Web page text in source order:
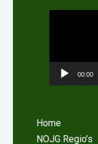
00:00
Home
NOJG Regio’s